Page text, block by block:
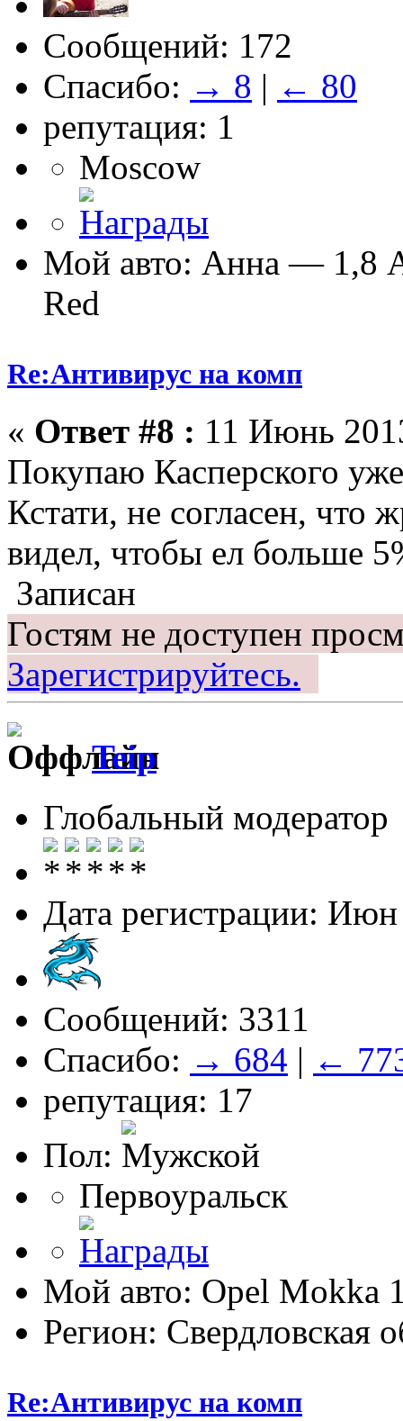
Сообщений: 172
Спасибо: → 8 | ← 80
репутация: 1
Moscow
Мой авто: Анна — 1,8
Red
Re:Антивирус на комп
« Ответ #8 : 11 Июнь
Покупаю Касперского
Кстати, не согласен, что
видел, чтобы ел больше
Записан
Гостям не доступен
Зарегистрируйтесь.
Teip
Глобальный модератор
Дата регистрации:
Сообщений: 3311
Спасибо: → 684 | ←
репутация: 17
Пол:
Первоуральск
Мой авто: Opel Mokka
Регион: Свердловская
Re:Антивирус на комп